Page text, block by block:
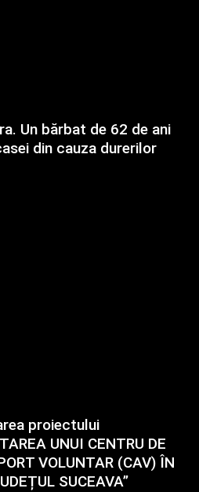
Un bărbat de 62 de ani
din cauza durerilor
proiectului
UNUI CENTRU DE
VOLUNTAR (CAV) ÎN
SUCEAVA”